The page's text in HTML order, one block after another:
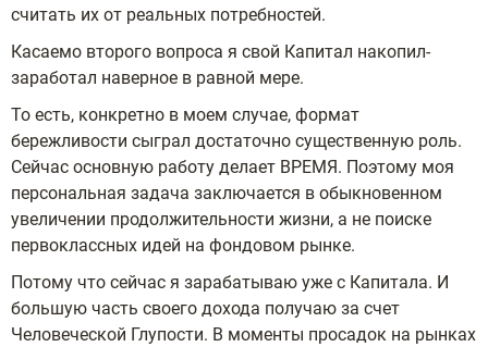
считать их от реальных потребностей.
Касаемо второго вопроса я свой Капитал накопил-
заработал наверное в равной мере.
То есть, конкретно в моем случае, формат
бережливости сыграл достаточно существенную роль.
Сейчас основную работу делает ВРЕМЯ. Поэтому моя
персональная задача заключается в обыкновенном
увеличении продолжительности жизни, а не поиске
первоклассных идей на фондовом рынке.
Потому что сейчас я зарабатываю уже с Капитала. И
большую часть своего дохода получаю за счет
Человеческой Глупости. В моменты просадок на рынках